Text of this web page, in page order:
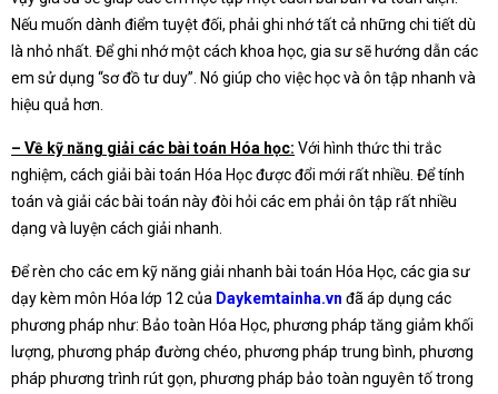
Nếu muốn dành điểm tuyệt đối, phải ghi nhớ tất cả những chi tiết dù
là nhỏ nhất. Để ghi nhớ một cách khoa học, gia sư sẽ hướng dẫn các
em sử dụng “sơ đồ tư duy”. Nó giúp cho việc học và ôn tập nhanh và
hiệu quả hơn.
– Về kỹ năng giải các bài toán Hóa học: Với hình thức thi trắc
nghiệm, cách giải bài toán Hóa Học được đổi mới rất nhiều. Để tính
toán và giải các bài toán này đòi hỏi các em phải ôn tập rất nhiều
dạng và luyện cách giải nhanh.
Để rèn cho các em kỹ năng giải nhanh bài toán Hóa Học, các gia sư
dạy kèm môn Hóa lớp 12 của Daykemtainha.vn đã áp dụng các
phương pháp như: Bảo toàn Hóa Học, phương pháp tăng giảm khối
lượng, phương pháp đường chéo, phương pháp trung bình, phương
pháp phương trình rút gọn, phương pháp bảo toàn nguyên tố trong